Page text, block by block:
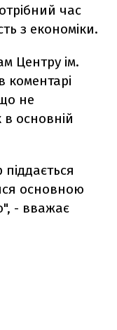
час
з економіки.
Центру ім.
не
в основній
основною
- вважає